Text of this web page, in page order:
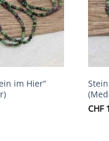
Wunschliste
im Hier“
CHF